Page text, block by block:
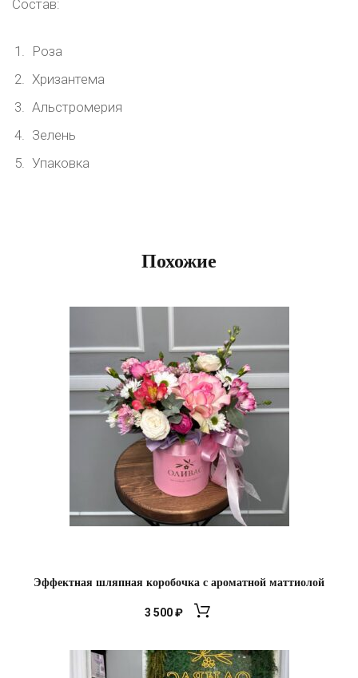
Состав:
Роза
Хризантема
Альстромерия
Зелень
Упаковка
Похожие
Эффектная шляпная коробочка с ароматной маттиолой
3 500₽